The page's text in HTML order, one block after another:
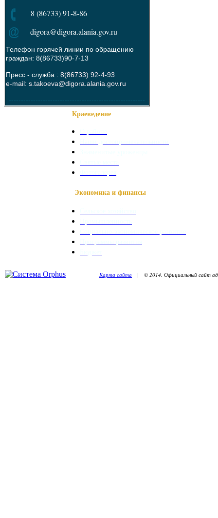
8 (86733) 91-8-86
digora@digora.alania.gov.ru
Телефон горячей линии по обращению
граждан: 8(86733)90-7-13
Пресс - служба : 8(86733) 92-4-93
e-mail: s.takoeva@digora.alania.gov.ru
--------------------------------------------------------
Краеведение
Экономика и финансы
Карта сайта | © 2014. Официальный сайт